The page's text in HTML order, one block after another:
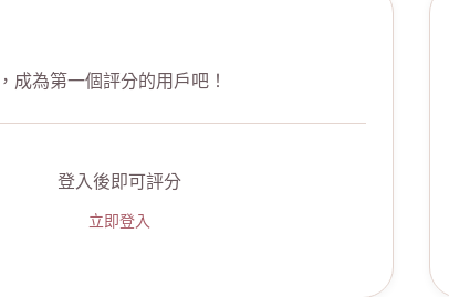
成為第一個評分的用戶吧！
登入後即可評分
立即登入